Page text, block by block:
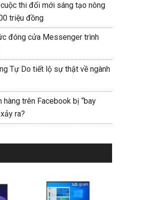
thi đổi mới sáng tạo nông
triệu đồng
đóng cửa Messenger trình
Tự Do tiết lộ sự thật về ngành
hàng trên Facebook bị “bay
ra?